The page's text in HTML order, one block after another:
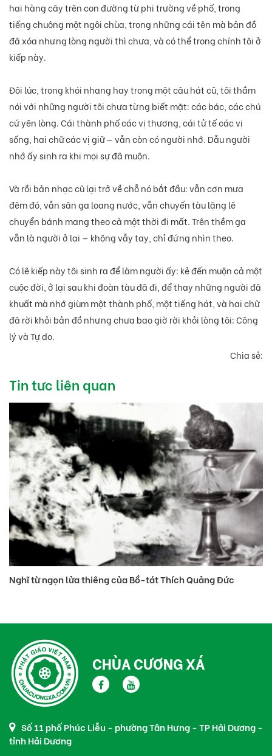
hai hàng cây trên con đường từ phi trường về phố, trong
tiếng chuông một ngôi chùa, trong những cái tên mà bản đồ
đã xóa nhưng lòng người thì chưa, và có thể trong chính tôi ở
kiếp này.
Đôi lúc, trong khói nhang hay trong một câu hát cũ, tôi thầm
nói với những người tôi chưa từng biết mặt: các bác, các chú
cứ yên lòng. Cái thành phố các vị thương, cái tử tế các vị
sống, hai chữ các vị giữ — vẫn còn có người nhớ. Dẫu người
nhớ ấy sinh ra khi mọi sự đã muộn.
Và rồi bản nhạc cũ lại trở về chỗ nó bắt đầu: vẫn cơn mưa
đêm đó, vẫn sân ga loang nước, vẫn chuyến tàu lặng lẽ
chuyển bánh mang theo cả một thời đi mất. Trên thềm ga
vẫn là người ở lại — không vẫy tay, chỉ đứng nhìn theo.
Có lẽ kiếp này tôi sinh ra để làm người ấy: kẻ đến muộn cả một
cuộc đời, ở lại sau khi đoàn tàu đã đi, để thay những người đã
khuất mà nhớ giùm một thành phố, một tiếng hát, và hai chữ
đã rời khỏi bản đồ nhưng chưa bao giờ rời khỏi lòng tôi: Công
lý và Tự do.
Chia sẻ:
Tin tưc liên quan
Nghĩ từ ngọn lửa thiêng của Bồ-tát Thích Quảng Đức
CHÙA CƯƠNG XÁ
Số 11 phố Phúc Liễu - phường Tân Hưng - TP Hải Dương -
tỉnh Hải Dương